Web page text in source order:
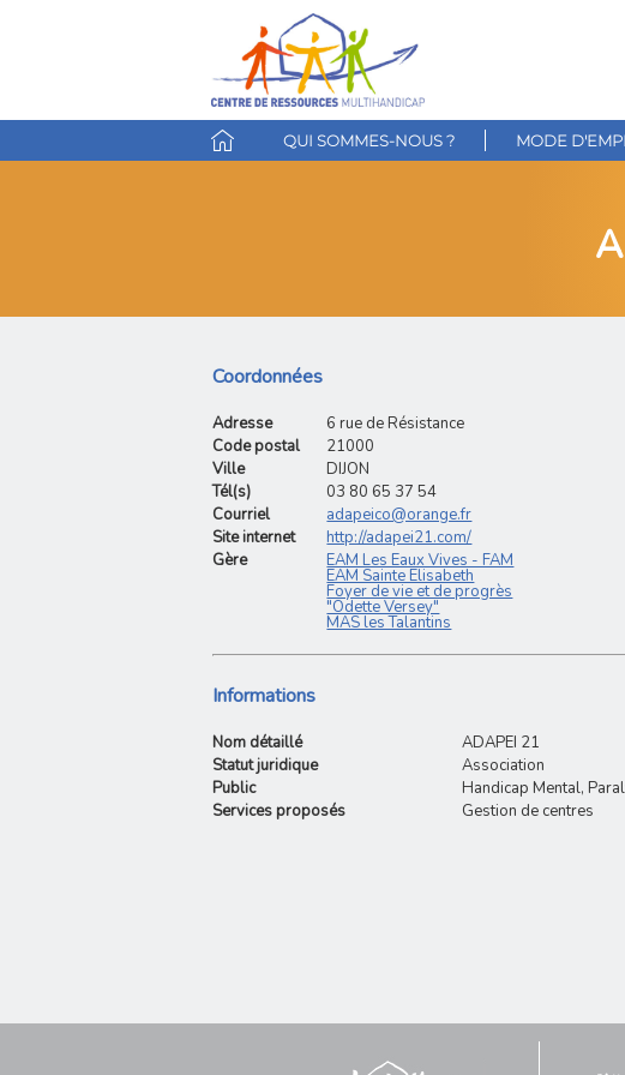
QUI SOMMES-NOUS ? MODE
Coordonnées
Adresse
6 rue de Résistance
Code postal
21000
Ville
DIJON
Tél(s)
03 80 65 37 54
Courriel
adapeico@orange.fr
Site internet
http://adapei21.com/
Gère
EAM Les Eaux Vives - FAM
EAM Sainte Elisabeth
Foyer de vie et de progrès
"Odette Versey"
MAS les Talantins
Informations
Nom détaillé
ADAPEI 21
Statut juridique
Association
Public
Handicap Mental,
Services proposés
Gestion de centres